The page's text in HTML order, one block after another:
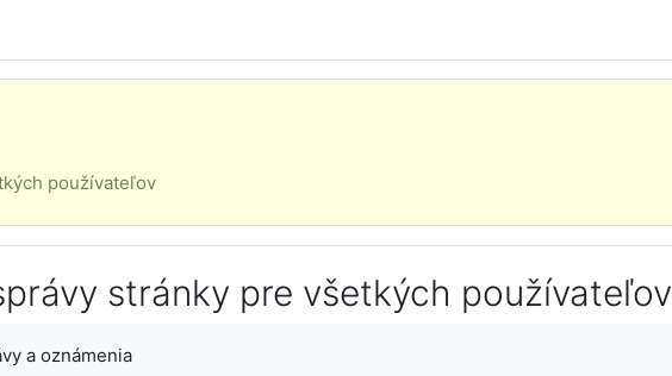
používateľov
stránky pre všetkých používateľov
a oznámenia